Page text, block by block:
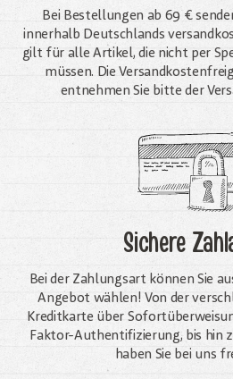
Bei Bestellungen ab 69 €
innerhalb Deutschlands
gilt für alle Artikel, die nicht per
müssen. Die
entnehmen Sie bitte der
Sichere
Bei der Zahlungsart können Sie
Angebot wählen! Von der
Kreditkarte über
Faktor-Authentifizierung, bis hin
haben Sie bei uns